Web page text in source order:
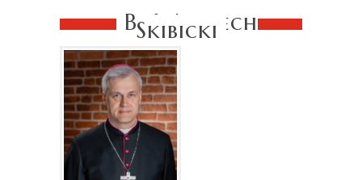
Bp Wojciech
Skibicki